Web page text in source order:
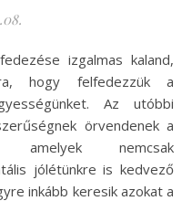
hogy felfedezzük a
Az utóbbi
örvendenek a
amelyek nemcsak
jólétünkre is kedvező
inkább keresik azokat a